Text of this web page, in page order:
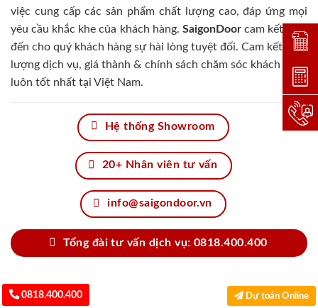
việc cung cấp các sản phẩm chất lượng cao, đáp ứng mọi
yêu cầu khắc khe của khách hàng. SaigonDoorcam kết đem
đến cho quý khách hàng sự hài lòng tuyệt đối. Cam kết chất
lượng dịch vụ, giá thành & chính sách chăm sóc khách hàng
luôn tốt nhất tại Việt Nam.
Hệ thống Showroom
20+ Nhân viên tư vấn
info@saigondoor.vn
Tổng đài tư vấn dịch vụ: 0818.400.400
0818.400.400 Dự toán Online
Đặt
Dự